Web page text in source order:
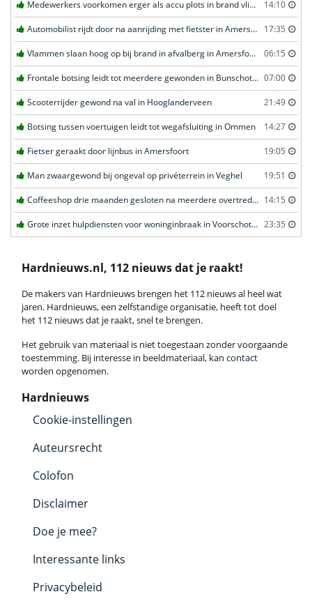
Medewerkers voorkomen erger als accu plots in brand vliegt in Amersfoort 14:10
Automobilist rijdt door na aanrijding met fietster in Amersfoort 17:35
Vlammen slaan hoog op bij brand in afvalberg in Amersfoort 06:15
Frontale botsing leidt tot meerdere gewonden in Bunschoten-Spakenburg 07:00
Scooterrijder gewond na val in Hooglanderveen 21:49
Botsing tussen voertuigen leidt tot wegafsluiting in Ommen 14:27
Fietser geraakt door lijnbus in Amersfoort 19:05
Man zwaargewond bij ongeval op privéterrein in Veghel 19:51
Coffeeshop drie maanden gesloten na meerdere overtredingen in Leiden 14:15
Grote inzet hulpdiensten voor woninginbraak in Voorschoten 23:35
Hardnieuws.nl, 112 nieuws dat je raakt!
De makers van Hardnieuws brengen het 112 nieuws al heel wat
jaren. Hardnieuws, een zelfstandige organisatie, heeft tot doel
het 112 nieuws dat je raakt, snel te brengen.
Het gebruik van materiaal is niet toegestaan zonder voorgaande
toestemming. Bij interesse in beeldmateriaal, kan contact
worden opgenomen.
Hardnieuws
Cookie-instellingen
Auteursrecht
Colofon
Disclaimer
Doe je mee?
Interessante links
Privacybeleid